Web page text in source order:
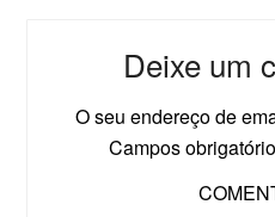
Deixe um
O seu endereço de
Campos